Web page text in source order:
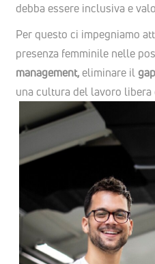
debba essere inclusiva e
Per questo ci impegniamo
presenza femminile nelle
management,eliminare il
una cultura del lavoro